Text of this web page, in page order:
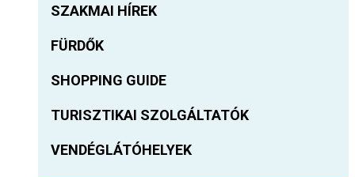
SZAKMAI HÍREK
FÜRDŐK
SHOPPING GUIDE
TURISZTIKAI SZOLGÁLTATÓK
VENDÉGLÁTÓHELYEK